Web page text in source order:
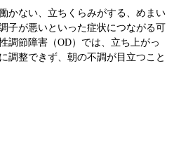
かない、立ちくらみがする、めまい
子が悪いといった症状につながる可
調節障害（OD）では、立ち上がっ
調整できず、朝の不調が目立つこと